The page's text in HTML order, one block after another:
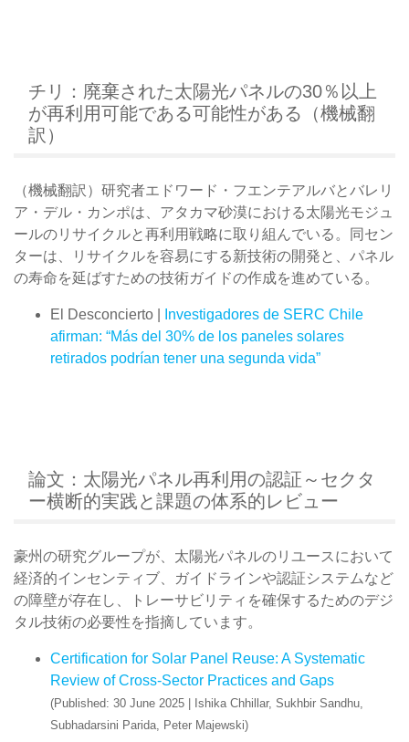
チリ：廃棄された太陽光パネルの30％以上
が再利用可能である可能性がある（機械翻
訳）
（機械翻訳）研究者エドワード・フエンテアルバとバレリ
ア・デル・カンポは、アタカマ砂漠における太陽光モジュ
ールのリサイクルと再利用戦略に取り組んでいる。同セン
ターは、リサイクルを容易にする新技術の開発と、パネル
の寿命を延ばすための技術ガイドの作成を進めている。
El Desconcierto |
Investigadores de SERC Chile
afirman: “Más del 30% de los paneles solares
retirados podrían tener una segunda vida”
論文：太陽光パネル再利用の認証～セクタ
ー横断的実践と課題の体系的レビュー
豪州の研究グループが、太陽光パネルのリユースにおいて
経済的インセンティブ、ガイドラインや認証システムなど
の障壁が存在し、トレーサビリティを確保するためのデジ
タル技術の必要性を指摘しています。
Certification for Solar Panel Reuse: A Systematic
Review of Cross-Sector Practices and Gaps
(Published: 30 June 2025 | Ishika Chhillar, Sukhbir Sandhu,
Subhadarsini Parida, Peter Majewski)